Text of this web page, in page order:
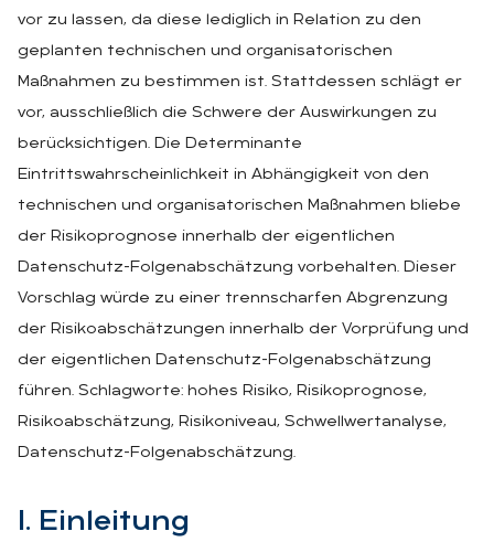
vor zu lassen, da diese lediglich in Relation zu den
geplanten technischen und organisatorischen
Maßnahmen zu bestimmen ist. Stattdessen schlägt er
vor, ausschließlich die Schwere der Auswirkungen zu
berücksichtigen. Die Determinante
Eintrittswahrscheinlichkeit in Abhängigkeit von den
technischen und organisatorischen Maßnahmen bliebe
der Risikoprognose innerhalb der eigentlichen
Datenschutz-Folgenabschätzung vorbehalten. Dieser
Vorschlag würde zu einer trennscharfen Abgrenzung
der Risikoabschätzungen innerhalb der Vorprüfung und
der eigentlichen Datenschutz-Folgenabschätzung
führen. Schlagworte: hohes Risiko, Risikoprognose,
Risikoabschätzung, Risikoniveau, Schwellwertanalyse,
Datenschutz-Folgenabschätzung.
I. Ein­lei­tung